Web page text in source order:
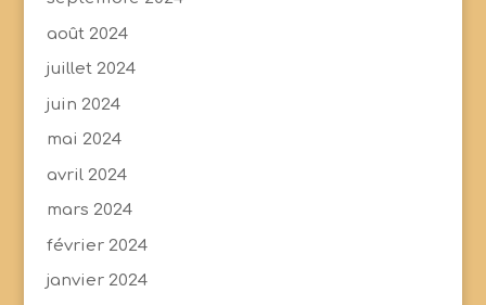
août 2024
juillet 2024
juin 2024
mai 2024
avril 2024
mars 2024
février 2024
janvier 2024